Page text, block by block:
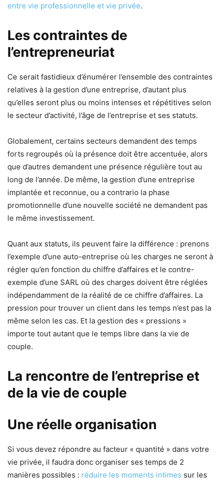
entre vie professionnelle et vie privée.
Les contraintes de
l’entrepreneuriat
Ce serait fastidieux d’énumérer l’ensemble des contraintes
relatives à la gestion d’une entreprise, d’autant plus
qu’elles seront plus ou moins intenses et répétitives selon
le secteur d’activité, l’âge de l’entreprise et ses statuts.
Globalement, certains secteurs demandent des temps
forts regroupés où la présence doit être accentuée, alors
que d’autres demandent une présence régulière tout au
long de l’année. De même, la gestion d’une entreprise
implantée et reconnue, ou a contrario la phase
promotionnelle d’une nouvelle société ne demandent pas
le même investissement.
Quant aux statuts, ils peuvent faire la différence : prenons
l’exemple d’une auto-entreprise où les charges ne seront à
régler qu’en fonction du chiffre d’affaires et le contre-
exemple d’une SARL où des charges doivent être réglées
indépendamment de la réalité de ce chiffre d’affaires. La
pression pour trouver un client dans les temps n’est pas la
même selon les cas. Et la gestion des « pressions »
importe tout autant que le temps libre dans la vie de
couple.
La rencontre de l’entreprise et
de la vie de couple
Une réelle organisation
Si vous devez répondre au facteur « quantité » dans votre
vie privée, il faudra donc organiser ses temps de 2
manières possibles : réduire les moments intimes sur les